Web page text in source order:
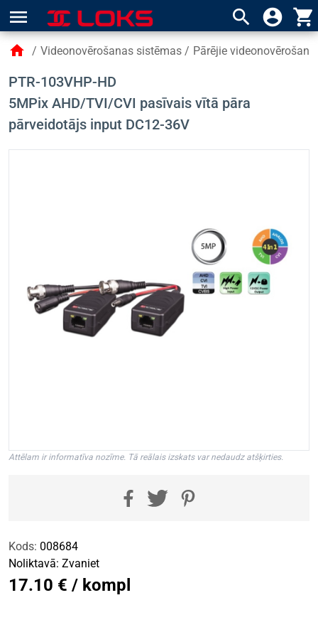
menu search account_circle shopping_cart
home / Videonovērošanas sistēmas / Pārējie
PTR-103VHP-HD
5MPix AHD/TVI/CVI pasīvais vītā pāra
pārveidotājs input DC12-36V
Attēlam ir informatīva nozīme. Tā reālais izskats var nedaudz atšķirties.
Kods: 008684
Noliktavā: Zvaniet
17.10 € / kompl